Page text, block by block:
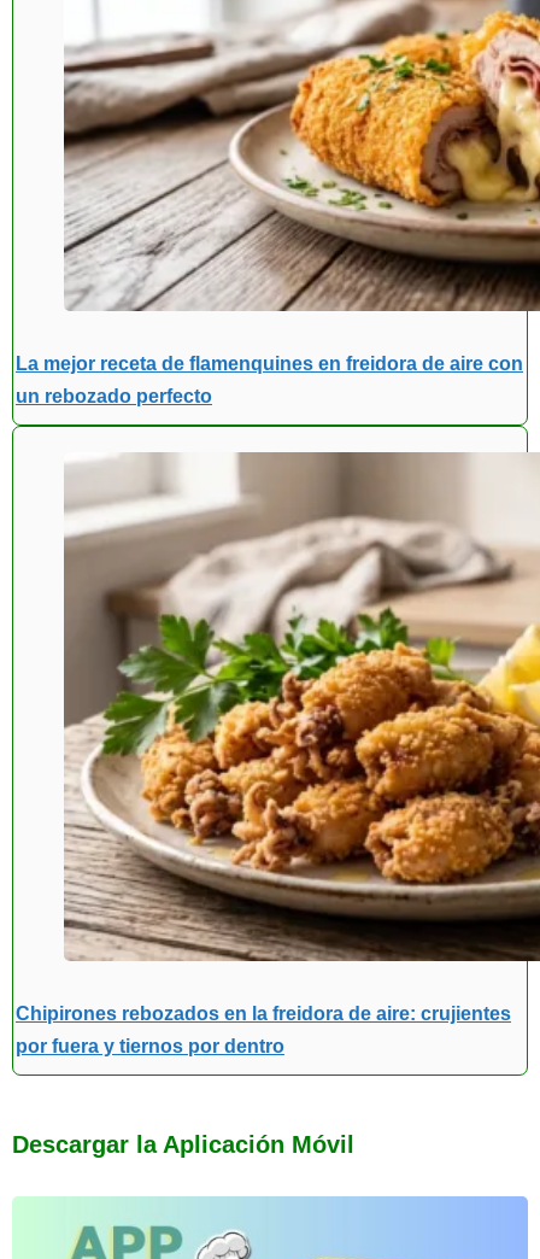
La mejor receta de flamenquines en freidora de aire con
un rebozado perfecto
Chipirones rebozados en la freidora de aire: crujientes
por fuera y tiernos por dentro
Descargar la Aplicación Móvil